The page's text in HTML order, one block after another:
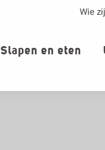
Wie
Slapen en eten